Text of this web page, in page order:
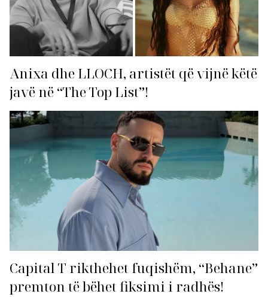
Anixa dhe LLOCH, artistët që vijnë këtë
javë në “The Top List”!
Capital T rikthehet fuqishëm, “Behane”
premton të bëhet fiksimi i radhës!